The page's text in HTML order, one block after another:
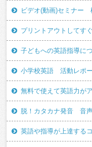
ビデオ(動画)セミナー
プリントアウトしてす
子どもへの英語指導に
小学校英語 活動レポ
無料で使えて英語力が
脱！カタカナ発音 音
英語や指導が上達する